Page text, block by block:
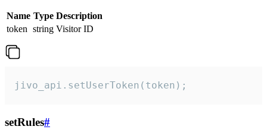
Name Type Description
token string Visitor ID
jivo_api.setUserToken(token);
setRules#